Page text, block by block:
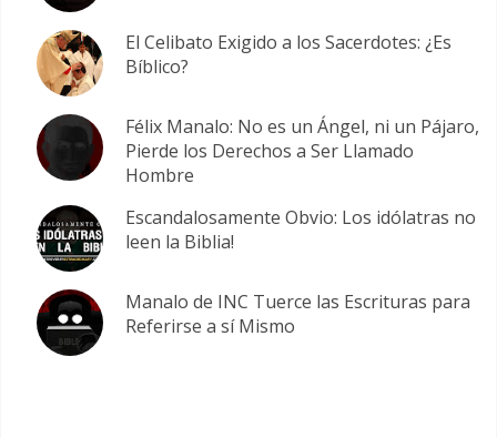
El Celibato Exigido a los Sacerdotes: ¿Es
Bíblico?
Félix Manalo: No es un Ángel, ni un Pájaro,
Pierde los Derechos a Ser Llamado
Hombre
Escandalosamente Obvio: Los idólatras no
leen la Biblia!
Manalo de INC Tuerce las Escrituras para
Referirse a sí Mismo